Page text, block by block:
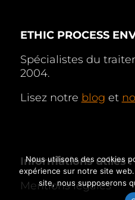
ETHIC PROCESS
Spécialistes du
2004.
Lisez notre blog et
Informations utiles :
Mentions légales
Nous utilisons des cookies
expérience sur notre site
site, nous supposerons